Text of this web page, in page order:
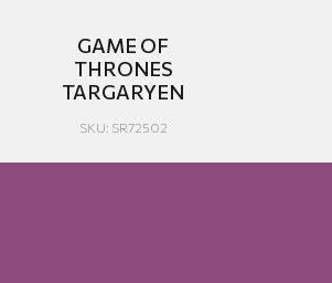
GAME OF
THRONES
TARGARYEN
SKU: SR72502